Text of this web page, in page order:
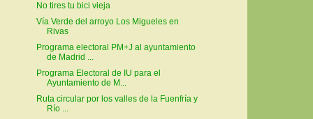
No tires tu bici vieja
Vía Verde del arroyo Los Migueles en
Rivas
Programa electoral PM+J al ayuntamiento
de Madrid ...
Programa Electoral de IU para el
Ayuntamiento de M...
Ruta circular por los valles de la Fuenfría y
Río ...